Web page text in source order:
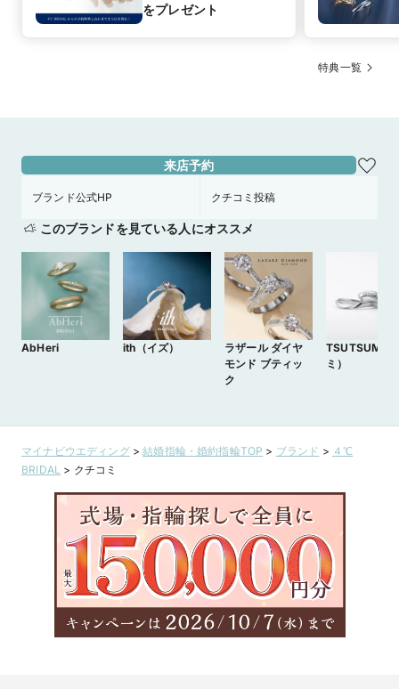
をプレゼント
特典一覧
来店予約
ブランド公式HP クチコミ投稿
このブランドを見ている人にオススメ
AbHeri ith（イズ）
ラザール ダイヤ
モンド ブティッ
ク
TSUTSUMI(
ミ）
マイナビウエディング>結婚指輪・婚約指輪TOP > ブランド > ４℃
BRIDAL > クチコミ